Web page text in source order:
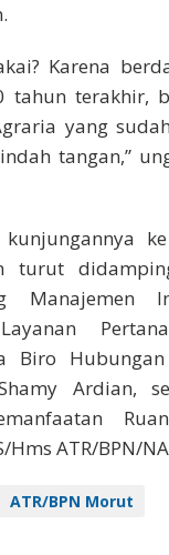
Karena
tahun terakhir,
yang
tangan,”
turut
Manajemen
Biro
Ardian,
Hms ATR/BPN/
ATR/BPN Morut